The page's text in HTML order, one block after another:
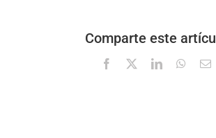
Comparte este
Facebook LinkedIn